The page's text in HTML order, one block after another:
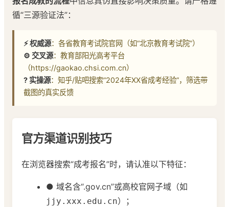
循“三源验证法”：
⚡ 权威源：各省教育考试院官网（如“北京教育考试院”）
⚙️ 交叉源：教育部阳光高考平台
（https://gaokao.chsi.com.cn）
? 实操源：知乎/贴吧搜索“2024年XX省成考经验”，筛选带
截图的真实反馈
官方渠道识别技巧
在浏览器搜索“成考报名”时，请认准以下特征：
● 域名含“.gov.cn”或高校官网子域（如
jjy.xxx.edu.cn）；